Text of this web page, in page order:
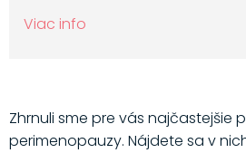
Viac info
Zhrnuli sme pre vás najčastejšie
perimenopauzy. Nájdete sa v